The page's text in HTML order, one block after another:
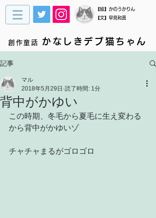
​【絵】かのうかりん
【文】早見和真
創作童話 かなしきデブ猫ちゃん
記事
背中がかゆい
マル
2018年5月29日 読了時間: 1分
この時期、冬毛から夏毛に生え変わる
から背中がかゆいゾ
チャチャまるがゴロゴロ